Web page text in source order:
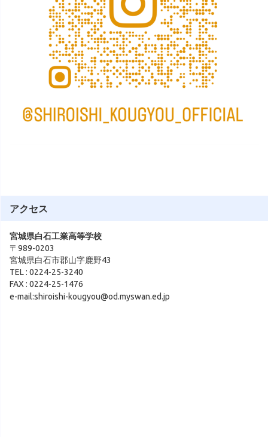
アクセス
宮城県白石工業高等学校
〒989-0203
宮城県白石市郡山字鹿野43
TEL : 0224-25-3240
FAX : 0224-25-1476
e-mail:shiroishi-kougyou@od.myswan.ed.jp